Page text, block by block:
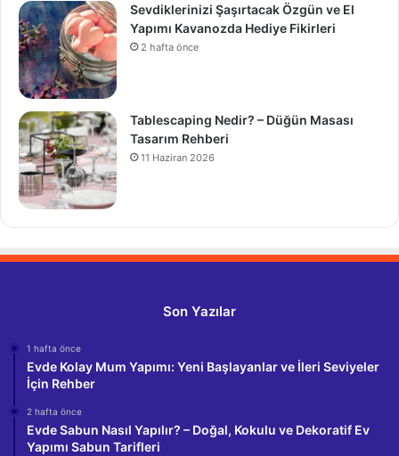
Sevdiklerinizi Şaşırtacak Özgün ve El
Yapımı Kavanozda Hediye Fikirleri
2 hafta önce
Tablescaping Nedir? – Düğün Masası
Tasarım Rehberi
11 Haziran 2026
Son Yazılar
1 hafta önce
Evde Kolay Mum Yapımı: Yeni Başlayanlar ve İleri Seviyeler
İçin Rehber
2 hafta önce
Evde Sabun Nasıl Yapılır? – Doğal, Kokulu ve Dekoratif Ev
Yapımı Sabun Tarifleri